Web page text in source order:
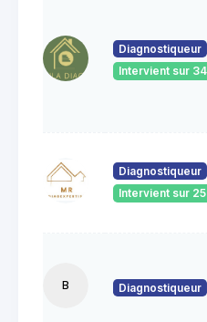
Diagnostiqueur
Intervient sur
Diagnostiqueur
Intervient sur
B Diagnostiqueur